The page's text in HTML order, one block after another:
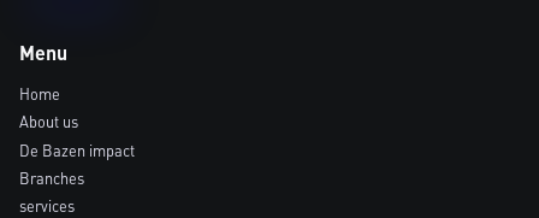
Menu
Home
About us
De Bazen impact
Branches
services